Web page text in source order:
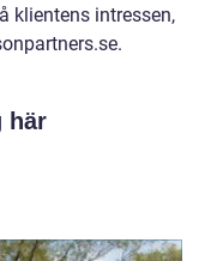
klientens intressen,
här